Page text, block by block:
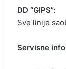
DD “GIPS”:
Sve linije
Servisne